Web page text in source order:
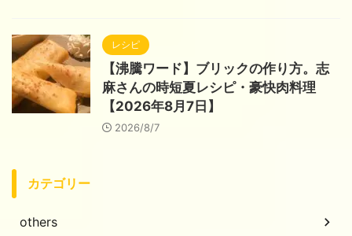
レシピ
【沸騰ワード】ブリックの作り方。志
麻さんの時短夏レシピ・豪快肉料理
【2026年8月7日】
2026/8/7
カテゴリー
others